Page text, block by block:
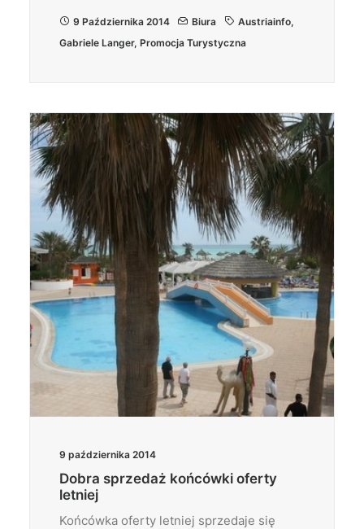
9 Października 2014 Biura Austriainfo,
Gabriele Langer, Promocja Turystyczna
9 października 2014
Dobra sprzedaż końcówki oferty
letniej
Końcówka oferty letniej sprzedaje się